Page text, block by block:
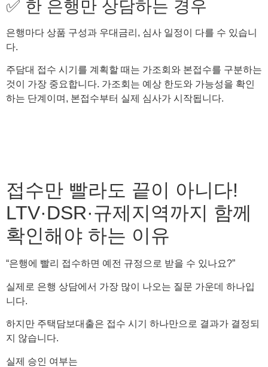
✅ 한 은행만 상담하는 경우
은행마다 상품 구성과 우대금리, 심사 일정이 다를 수 있습니
다.
주담대 접수 시기를 계획할 때는 가조회와 본접수를 구분하는
것이 가장 중요합니다. 가조회는 예상 한도와 가능성을 확인
하는 단계이며, 본접수부터 실제 심사가 시작됩니다.
접수만 빨라도 끝이 아니다!
LTV·DSR·규제지역까지 함께
확인해야 하는 이유
“은행에 빨리 접수하면 예전 규정으로 받을 수 있나요?”
실제로 은행 상담에서 가장 많이 나오는 질문 가운데 하나입
니다.
하지만 주택담보대출은 접수 시기 하나만으로 결과가 결정되
지 않습니다.
실제 승인 여부는